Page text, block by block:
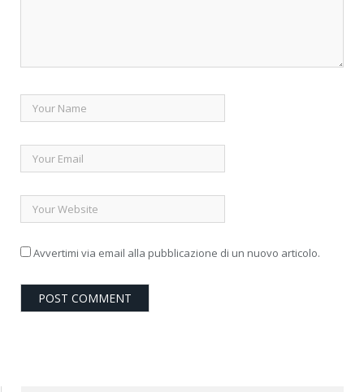
Avvertimi via email alla pubblicazione di un nuovo articolo.